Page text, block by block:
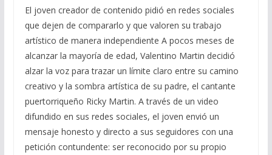
El joven creador de contenido pidió en redes sociales
que dejen de compararlo y que valoren su trabajo
artístico de manera independiente A pocos meses de
alcanzar la mayoría de edad, Valentino Martin decidió
alzar la voz para trazar un límite claro entre su camino
creativo y la sombra artística de su padre, el cantante
puertorriqueño Ricky Martin. A través de un video
difundido en sus redes sociales, el joven envió un
mensaje honesto y directo a sus seguidores con una
petición contundente: ser reconocido por su propio